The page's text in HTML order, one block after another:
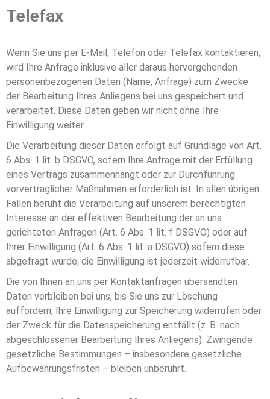
Telefax
Wenn Sie uns per E-Mail, Telefon oder Telefax kontaktieren,
wird Ihre Anfrage inklusive aller daraus hervorgehenden
personenbezogenen Daten (Name, Anfrage) zum Zwecke
der Bearbeitung Ihres Anliegens bei uns gespeichert und
verarbeitet. Diese Daten geben wir nicht ohne Ihre
Einwilligung weiter.
Die Verarbeitung dieser Daten erfolgt auf Grundlage von Art.
6 Abs. 1 lit. b DSGVO, sofern Ihre Anfrage mit der Erfüllung
eines Vertrags zusammenhängt oder zur Durchführung
vorvertraglicher Maßnahmen erforderlich ist. In allen übrigen
Fällen beruht die Verarbeitung auf unserem berechtigten
Interesse an der effektiven Bearbeitung der an uns
gerichteten Anfragen (Art. 6 Abs. 1 lit. f DSGVO) oder auf
Ihrer Einwilligung (Art. 6 Abs. 1 lit. a DSGVO) sofern diese
abgefragt wurde; die Einwilligung ist jederzeit widerrufbar.
Die von Ihnen an uns per Kontaktanfragen übersandten
Daten verbleiben bei uns, bis Sie uns zur Löschung
auffordern, Ihre Einwilligung zur Speicherung widerrufen oder
der Zweck für die Datenspeicherung entfällt (z. B. nach
abgeschlossener Bearbeitung Ihres Anliegens). Zwingende
gesetzliche Bestimmungen – insbesondere gesetzliche
Aufbewahrungsfristen – bleiben unberührt.